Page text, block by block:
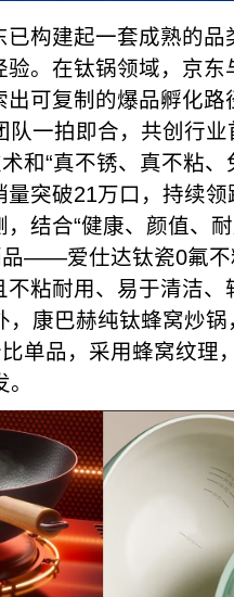
构建起一套成熟的
。在钛锅领域，京
可复制的爆品孵化
队一拍即合，共创行
和“真不锈、真不粘
突破21万口，持续
结合“健康、颜值、
品——爱仕达钛瓷0氟
粘耐用、易于清洁
，康巴赫纯钛蜂窝炒
单品，采用蜂窝纹理